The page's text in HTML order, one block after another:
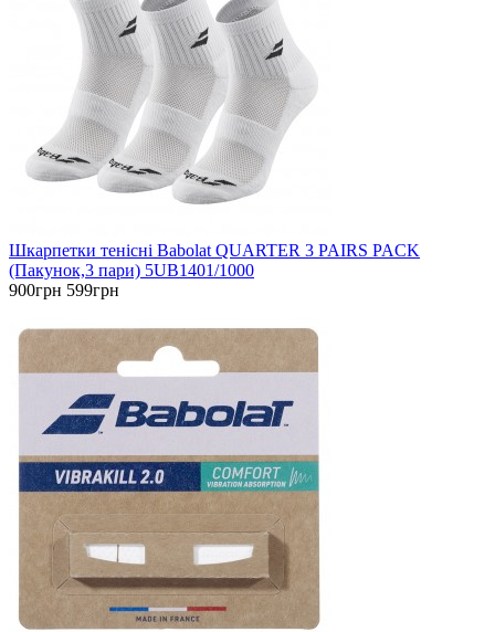
Шкарпетки тенісні Babolat QUARTER 3 PAIRS PACK
(Пакунок,3 пари) 5UB1401/1000
900грн 599грн